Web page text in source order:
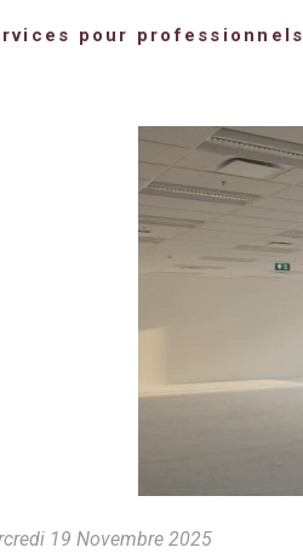
pour professionnels
19 Novembre 2025